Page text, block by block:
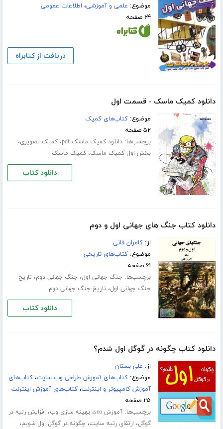
موضوع: علمی و آموزشی، اطلاعات عمومی
۶۴ صفحه
دریافت از کتابراه
دانلود کمیک ماسک - قسمت اول
موضوع:کتاب‌های کمیک
۵۲ صفحه
برچسب‌ها:دانلود کمیک ماسک pdf ،کمیک تصویری،
بخش اول کمیک ماسک،کمیک ماسک
دانلود کتاب
دانلود کتاب جنگ های جهانی اول و دوم
از:کامران فانی
موضوع:کتاب‌های تاریخی
۶۱ صفحه
برچسب‌ها: جنگ جهانی اول، جنگ جهانی دوم، تاریخ
جنگ جهانی اول، تاریخ جنگ جهانی دوم
دانلود کتاب
دانلود کتاب چگونه در گوگل اول شدم؟
از: علی بستان
موضوع:کتاب‌های آموزش طراحی وب سایت،کتاب‌های
آموزش کامپیوتر و اینترنت،کتاب‌های آموزش اینترنت
۲۵ صفحه
برچسب‌ها:آموزش seo ،بهینه سازی وب، افزایش رتبه در
گوگل، ارتقای رتبه سایت، چگونه در گوگل اول شویم،